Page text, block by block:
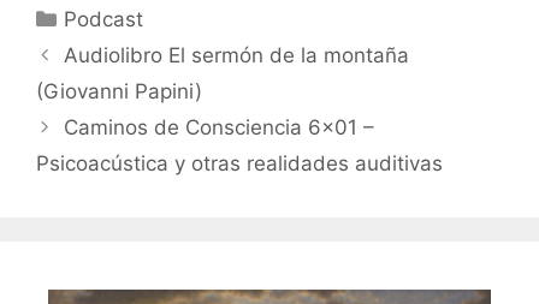
e
b
o
o
k
er
ar
tir
Categorías
Podcast
Audiolibro El sermón de la montaña
(Giovanni Papini)
Caminos de Consciencia 6×01 –
Psicoacústica y otras realidades auditivas